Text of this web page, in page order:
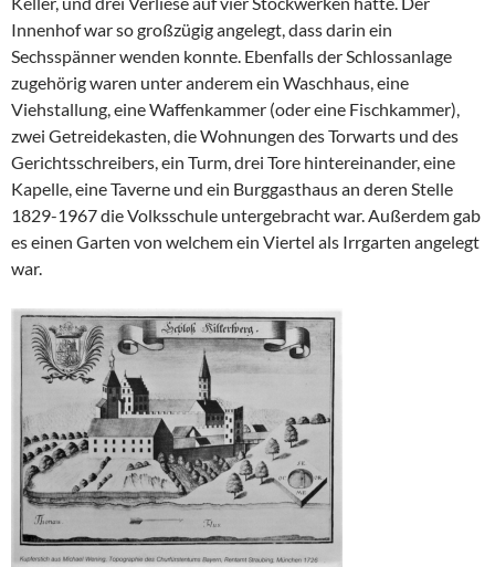
Innenhof war so großzügig angelegt, dass darin ein
Sechsspänner wenden konnte. Ebenfalls der Schlossanlage
zugehörig waren unter anderem ein Waschhaus, eine
Viehstallung, eine Waffenkammer (oder eine Fischkammer),
zwei Getreidekasten, die Wohnungen des Torwarts und des
Gerichtsschreibers, ein Turm, drei Tore hintereinander, eine
Kapelle, eine Taverne und ein Burggasthaus an deren Stelle
1829-1967 die Volksschule untergebracht war. Außerdem gab
es einen Garten von welchem ein Viertel als Irrgarten angelegt
war.